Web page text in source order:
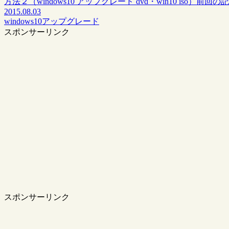
2015.08.03
windows10アップグレード
スポンサーリンク
スポンサーリンク